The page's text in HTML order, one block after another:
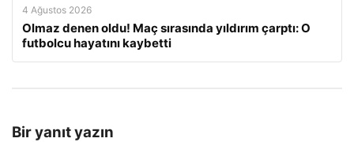
4 Ağustos 2026
Olmaz denen oldu! Maç sırasında yıldırım çarptı: O
futbolcu hayatını kaybetti
Bir yanıt yazın